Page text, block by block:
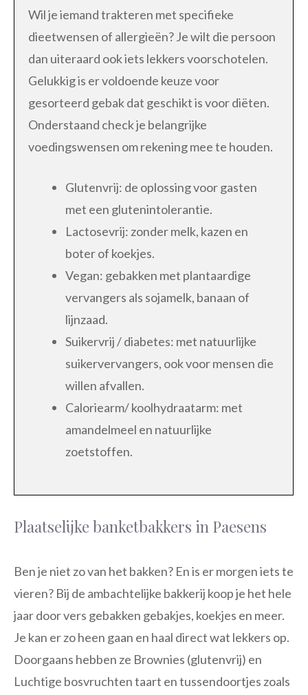
Wil je iemand trakteren met specifieke
dieetwensen of allergieën? Je wilt die persoon
dan uiteraard ook iets lekkers voorschotelen.
Gelukkig is er voldoende keuze voor
gesorteerd gebak dat geschikt is voor diëten.
Onderstaand check je belangrijke
voedingswensen om rekening mee te houden.
Glutenvrij: de oplossing voor gasten
met een glutenintolerantie.
Lactosevrij: zonder melk, kazen en
boter of koekjes.
Vegan: gebakken met plantaardige
vervangers als sojamelk, banaan of
lijnzaad.
Suikervrij / diabetes: met natuurlijke
suikervervangers, ook voor mensen die
willen afvallen.
Caloriearm/ koolhydraatarm: met
amandelmeel en natuurlijke
zoetstoffen.
Plaatselijke banketbakkers in Paesens
Ben je niet zo van het bakken? En is er morgen iets te
vieren? Bij de ambachtelijke bakkerij koop je het hele
jaar door vers gebakken gebakjes, koekjes en meer.
Je kan er zo heen gaan en haal direct wat lekkers op.
Doorgaans hebben ze Brownies (glutenvrij) en
Luchtige bosvruchten taart en tussendoortjes zoals